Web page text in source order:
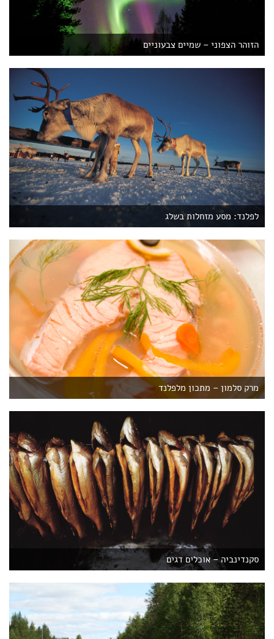
הזוהר הצפוני – שמיים צבעוניים
לפלנד: מסע מזחלות בשלג
מרק סלמון – מתכון מלפלנד
סקנדינביה – אוכלים דגים